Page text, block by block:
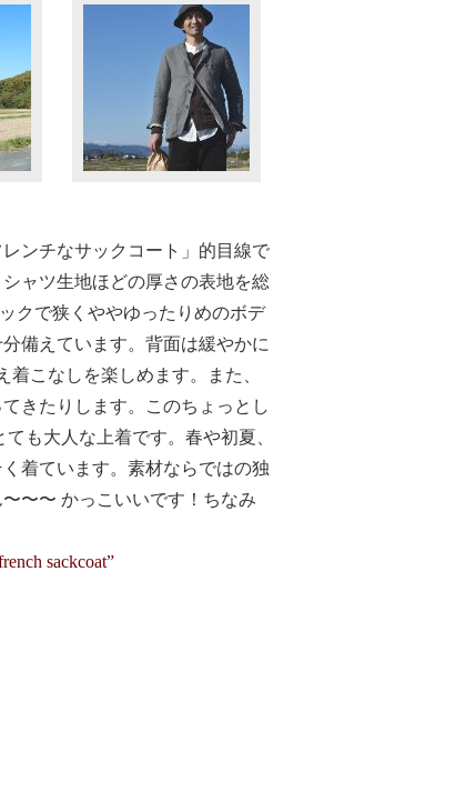
ンチなサックコート」的目線で
ャツ生地ほどの厚さの表地を総
クで狭くややゆったりめのボデ
備えています。背面は緩やかに
こなしを楽しめます。また、
きたりします。このちょっとし
も大人な上着です。春や初夏、
着ています。素材ならではの独
〜〜 かっこいいです！ちなみ
sackcoat”